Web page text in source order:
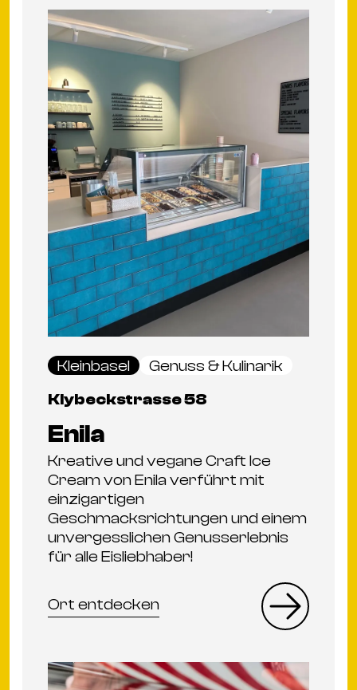
Kleinbasel
Genuss & Kulinarik
Klybeckstrasse 58
Enila
Kreative und vegane Craft Ice
Cream von Enila verführt mit
einzigartigen
Geschmacksrichtungen und einem
unvergesslichen Genusserlebnis
für alle Eisliebhaber!
Ort entdecken